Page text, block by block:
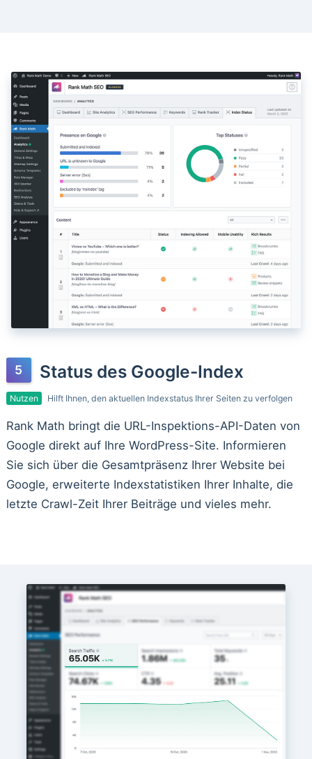
Status des Google-Index
Nutzen Hilft Ihnen, den aktuellen Indexstatus Ihrer Seiten zu verfolgen
Rank Math bringt die URL-Inspektions-API-Daten von
Google direkt auf Ihre WordPress-Site. Informieren
Sie sich über die Gesamtpräsenz Ihrer Website bei
Google, erweiterte Indexstatistiken Ihrer Inhalte, die
letzte Crawl-Zeit Ihrer Beiträge und vieles mehr.